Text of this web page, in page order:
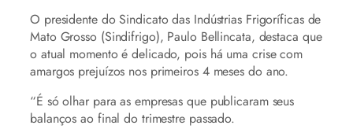
O presidente do Sindicato das Indústrias Frigoríficas de
Mato Grosso (Sindifrigo), Paulo Bellincata, destaca que
o atual momento é delicado, pois há uma crise com
amargos prejuízos nos primeiros 4 meses do ano.
“É só olhar para as empresas que publicaram seus
balanços ao final do trimestre passado.